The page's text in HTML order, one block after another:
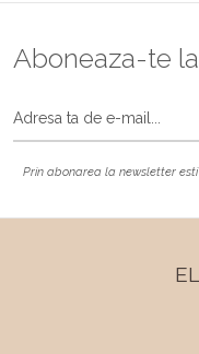
Aboneaza-te la
Prin abonarea la newsletter